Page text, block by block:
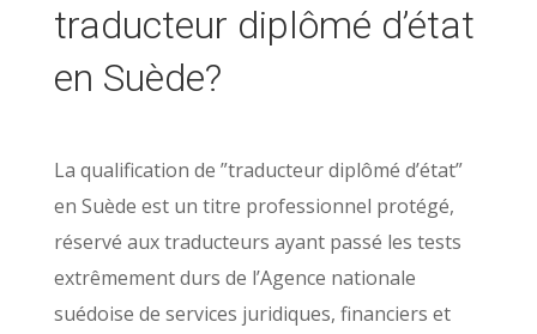
traducteur diplômé d’état
en Suède?
La qualification de ”traducteur diplômé d’état”
en Suède est un titre professionnel protégé,
réservé aux traducteurs ayant passé les tests
extrêmement durs de l’Agence nationale
suédoise de services juridiques, financiers et